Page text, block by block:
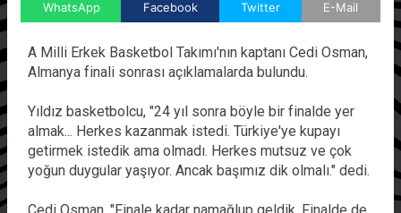
WhatsApp Facebook Twitter E-Mail
A Milli Erkek Basketbol Takımı'nın kaptanı Cedi Osman,
Almanya finali sonrası açıklamalarda bulundu.
Yıldız basketbolcu, "24 yıl sonra böyle bir finalde yer
almak... Herkes kazanmak istedi. Türkiye'ye kupayı
getirmek istedik ama olmadı. Herkes mutsuz ve çok
yoğun duygular yaşıyor. Ancak başımız dik olmalı." dedi.